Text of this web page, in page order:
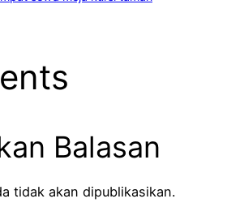
Balasan
tidak akan dipublikasikan.